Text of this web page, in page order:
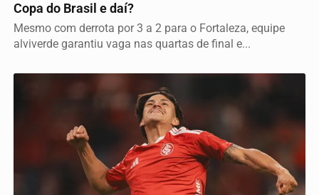
Copa do Brasil e daí?
Mesmo com derrota por 3 a 2 para o Fortaleza, equipe
alviverde garantiu vaga nas quartas de final e...